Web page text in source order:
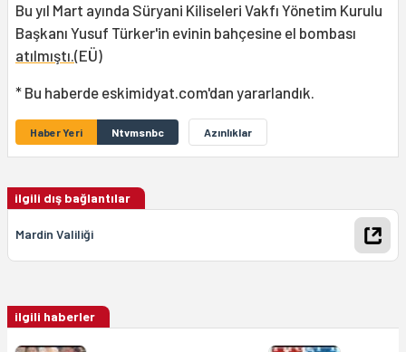
Bu yıl Mart ayında Süryani Kiliseleri Vakfı Yönetim Kurulu
Başkanı Yusuf Türker'in evinin bahçesine el bombası
atılmıştı.(EÜ)
* Bu haberde eskimidyat.com'dan yararlandık.
Haber Yeri Ntvmsnbc Azınlıklar
ilgili dış bağlantılar
Mardin Valiliği
ilgili haberler